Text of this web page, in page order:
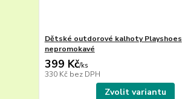
Dětské outdorové kalhoty Playshoes
nepromokavé
399 Kč/ks
330 Kč bez DPH
Zvolit variantu